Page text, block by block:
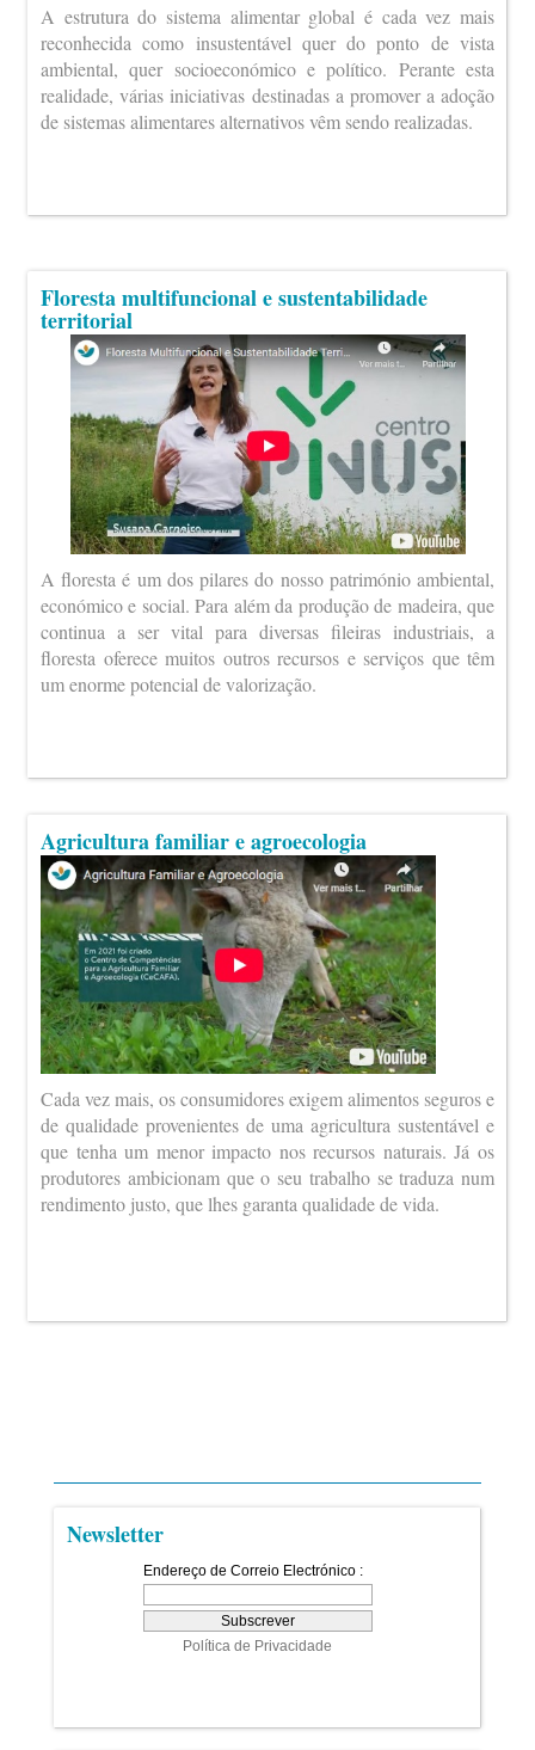
A estrutura do sistema alimentar global é cada vez mais
reconhecida como insustentável quer do ponto de vista
ambiental, quer socioeconómico e político. Perante esta
realidade, várias iniciativas destinadas a promover a adoção
de sistemas alimentares alternativos vêm sendo realizadas.
Floresta multifuncional e sustentabilidade
territorial
A floresta é um dos pilares do nosso património ambiental,
económico e social. Para além da produção de madeira, que
continua a ser vital para diversas fileiras industriais, a
floresta oferece muitos outros recursos e serviços que têm
um enorme potencial de valorização.
Agricultura familiar e agroecologia
Cada vez mais, os consumidores exigem alimentos seguros e
de qualidade provenientes de uma agricultura sustentável e
que tenha um menor impacto nos recursos naturais. Já os
produtores ambicionam que o seu trabalho se traduza num
rendimento justo, que lhes garanta qualidade de vida.
Newsletter